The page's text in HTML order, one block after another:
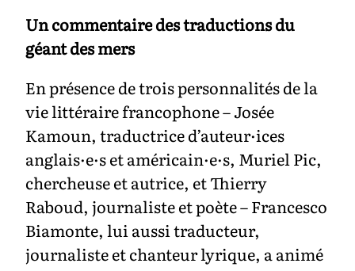
Un commentaire des traductions du
géant des mers
En présence de trois personnalités de la
vie littéraire francophone – Josée
Kamoun, traductrice d’auteur·ices
anglais·e·s et américain·e·s, Muriel Pic,
chercheuse et autrice, et Thierry
Raboud, journaliste et poète – Francesco
Biamonte, lui aussi traducteur,
journaliste et chanteur lyrique, a animé